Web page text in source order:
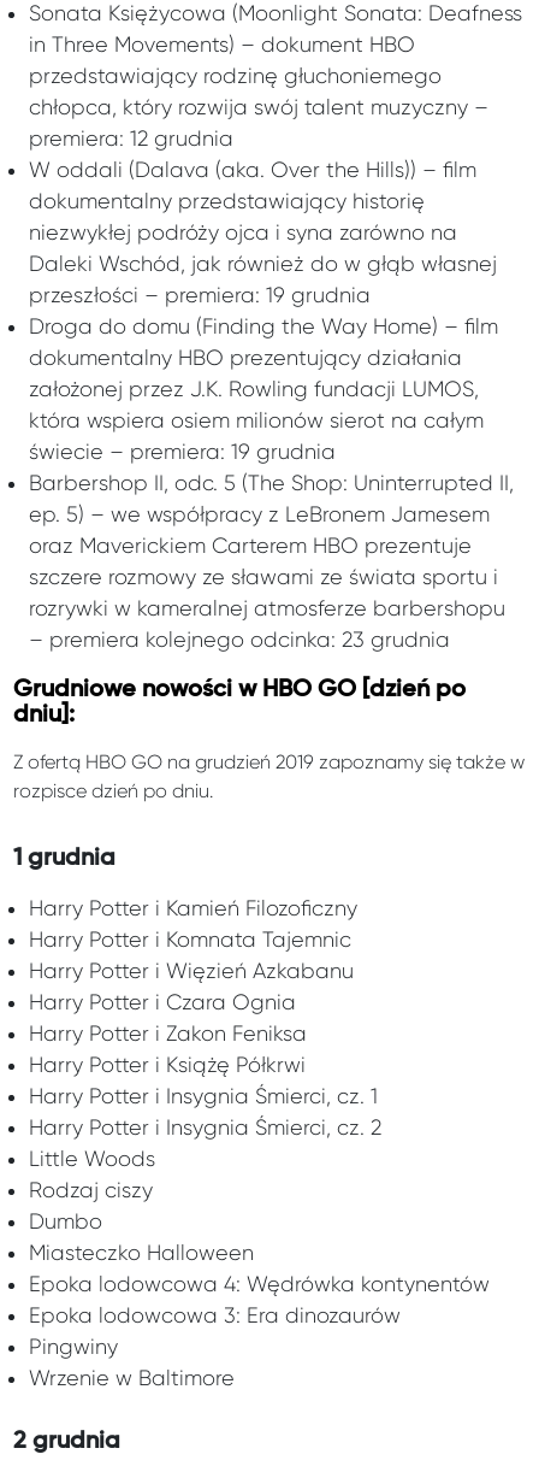
Sonata Księżycowa (Moonlight Sonata: Deafness
in Three Movements) – dokument HBO
przedstawiający rodzinę głuchoniemego
chłopca, który rozwija swój talent muzyczny –
premiera: 12 grudnia
W oddali (Dalava (aka. Over the Hills)) – film
dokumentalny przedstawiający historię
niezwykłej podróży ojca i syna zarówno na
Daleki Wschód, jak również do w głąb własnej
przeszłości – premiera: 19 grudnia
Droga do domu (Finding the Way Home) – film
dokumentalny HBO prezentujący działania
założonej przez J.K. Rowling fundacji LUMOS,
która wspiera osiem milionów sierot na całym
świecie – premiera: 19 grudnia
Barbershop II, odc. 5 (The Shop: Uninterrupted II,
ep. 5) – we współpracy z LeBronem Jamesem
oraz Maverickiem Carterem HBO prezentuje
szczere rozmowy ze sławami ze świata sportu i
rozrywki w kameralnej atmosferze barbershopu
– premiera kolejnego odcinka: 23 grudnia
Grudniowe nowości w HBO GO [dzień po
dniu]:
Z ofertą HBO GO na grudzień 2019 zapoznamy się także w
rozpisce dzień po dniu.
1 grudnia
Harry Potter i Kamień Filozoficzny
Harry Potter i Komnata Tajemnic
Harry Potter i Więzień Azkabanu
Harry Potter i Czara Ognia
Harry Potter i Zakon Feniksa
Harry Potter i Książę Półkrwi
Harry Potter i Insygnia Śmierci, cz. 1
Harry Potter i Insygnia Śmierci, cz. 2
Little Woods
Rodzaj ciszy
Dumbo
Miasteczko Halloween
Epoka lodowcowa 4: Wędrówka kontynentów
Epoka lodowcowa 3: Era dinozaurów
Pingwiny
Wrzenie w Baltimore
2 grudnia